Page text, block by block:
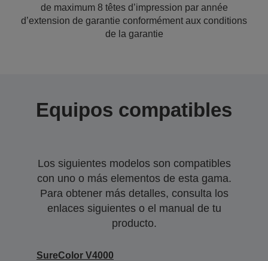
de maximum 8 têtes d’impression par année
d’extension de garantie conformément aux conditions
de la garantie
Equipos compatibles
Los siguientes modelos son compatibles
con uno o más elementos de esta gama.
Para obtener más detalles, consulta los
enlaces siguientes o el manual de tu
producto.
SureColor V4000